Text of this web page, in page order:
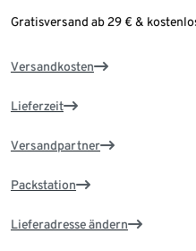
Gratisversand ab 29 € &
Versandkosten
Lieferzeit
Versandpartner
Packstation
Lieferadresse ändern